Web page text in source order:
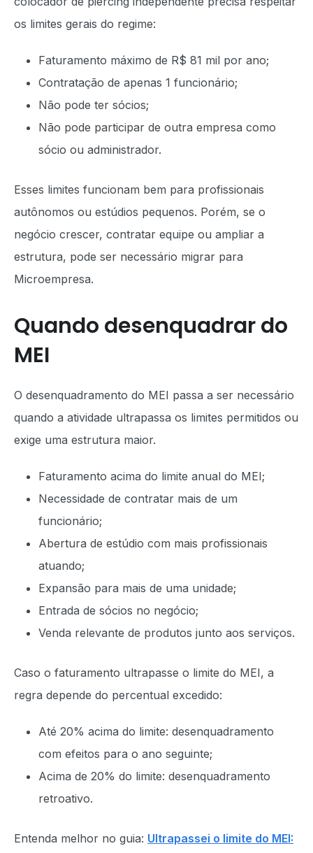
os limites gerais do regime:
Faturamento máximo de R$ 81 mil por ano;
Contratação de apenas 1 funcionário;
Não pode ter sócios;
Não pode participar de outra empresa como
sócio ou administrador.
Esses limites funcionam bem para profissionais
autônomos ou estúdios pequenos. Porém, se o
negócio crescer, contratar equipe ou ampliar a
estrutura, pode ser necessário migrar para
Microempresa.
Quando desenquadrar do
MEI
O desenquadramento do MEI passa a ser necessário
quando a atividade ultrapassa os limites permitidos ou
exige uma estrutura maior.
Faturamento acima do limite anual do MEI;
Necessidade de contratar mais de um
funcionário;
Abertura de estúdio com mais profissionais
atuando;
Expansão para mais de uma unidade;
Entrada de sócios no negócio;
Venda relevante de produtos junto aos serviços.
Caso o faturamento ultrapasse o limite do MEI, a
regra depende do percentual excedido:
Até 20% acima do limite: desenquadramento
com efeitos para o ano seguinte;
Acima de 20% do limite: desenquadramento
retroativo.
Entenda melhor no guia: Ultrapassei o limite do MEI: